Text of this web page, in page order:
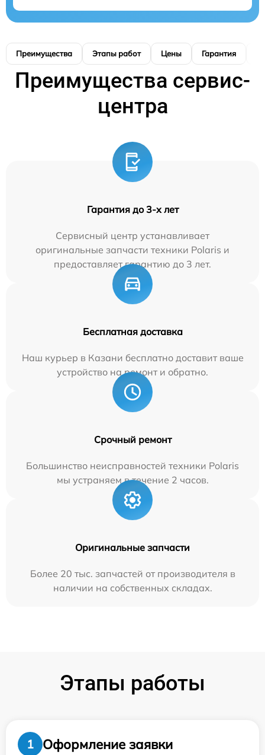
Преимущества Этапы работ Цены Гарантия
Преимущества сервис-
центра
Гарантия до 3-х лет
Сервисный центр устанавливает
оригинальные запчасти техники Polaris и
предоставляет гарантию до 3 лет.
Бесплатная доставка
Наш курьер в Казани бесплатно доставит ваше
устройство на ремонт и обратно.
Срочный ремонт
Большинство неисправностей техники Polaris
мы устраняем в течение 2 часов.
Оригинальные запчасти
Более 20 тыс. запчастей от производителя в
наличии на собственных складах.
Этапы работы
1
Оформление заявки